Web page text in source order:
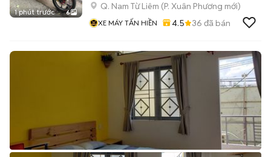
1 phút trước 6
Q. Nam Từ Liêm (P. Xuân Phương mới)
XE MÁY TẤN HIỀN 4.5 36 đã bán